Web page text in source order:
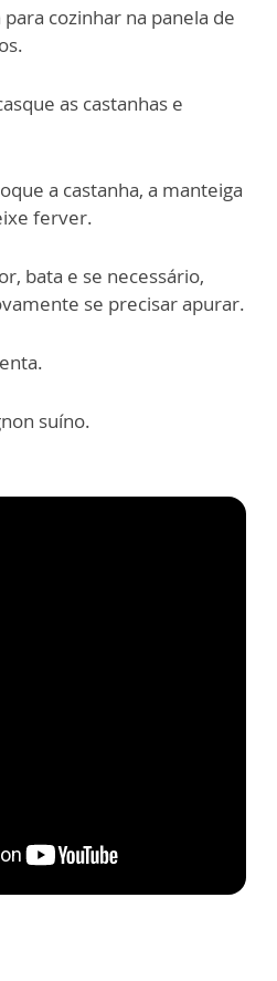
cozinhar na panela de
as castanhas e
a castanha, a manteiga
ferver.
bata e se necessário,
se precisar apurar.
suíno.